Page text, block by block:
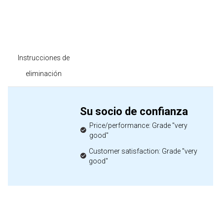
Instrucciones de
eliminación
Su socio de confianza
Price/performance: Grade "very
good"
Customer satisfaction: Grade "very
good"